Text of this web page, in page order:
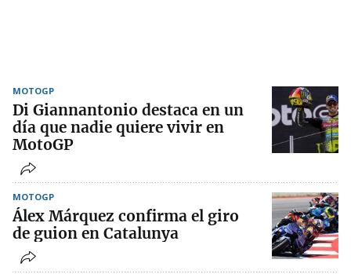
MOTOGP
Di Giannantonio destaca en un
día que nadie quiere vivir en
MotoGP
MOTOGP
Álex Márquez confirma el giro
de guion en Catalunya